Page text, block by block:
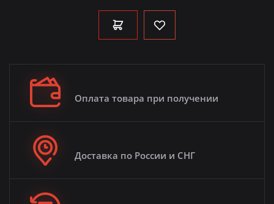
Оплата товара при получении
Доставка по России и СНГ